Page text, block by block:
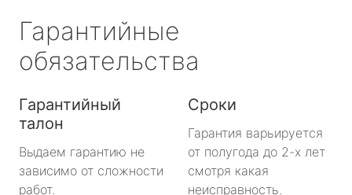
Гарантийные
обязательства
Гарантийный
талон
Выдаем гарантию не
зависимо от сложности
работ.
Сроки
Гарантия варьируется
от полугода до 2-х лет
смотря какая
неисправность.